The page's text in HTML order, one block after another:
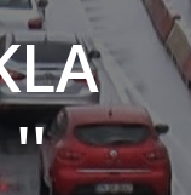
''